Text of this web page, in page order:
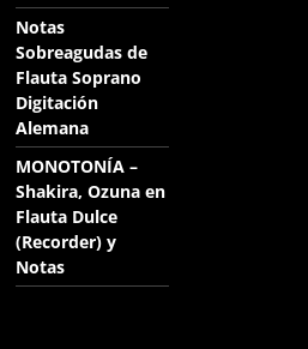
Notas
Sobreagudas de
Flauta Soprano
Digitación
Alemana
MONOTONÍA –
Shakira, Ozuna en
Flauta Dulce
(Recorder) y
Notas